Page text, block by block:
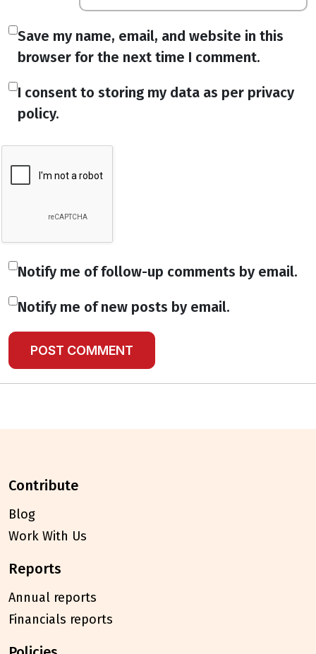
Save my name, email, and website in this
browser for the next time I comment.
I consent to storing my data as per privacy
policy.
Notify me of follow-up comments by email.
Notify me of new posts by email.
contribute
Blog
Work With Us
reports
Annual reports
Financials reports